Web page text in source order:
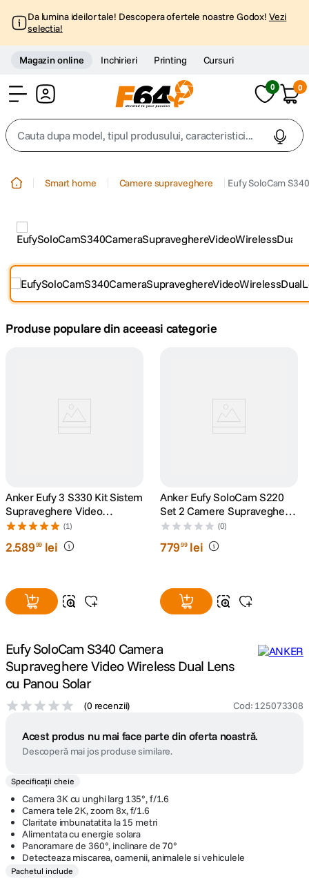
Da lumina ideilor tale! Descopera ofertele noastre Godox! Vezi
selectia!
Magazin online Inchirieri Printing Cursuri
0 0
Cauta dupa model, tipul produsului, caracteristici...
2. trepied
4. peak design
canon sx740 hs
sony fx
card memorie
dji osmo
Smart home Camere supraveghere Eufy SoloCam
Produse populare din aceeasi categorie
Anker Eufy 3 S330 Kit Sistem
Supraveghere Video
Homebase 3 + 3 Camere 4k
(1)
2.58999 lei
Anker Eufy SoloCam S220
Set 2 Camere Supraveghere
Video
(0)
77999 lei
Eufy SoloCam S340 Camera
Supraveghere Video Wireless Dual Lens
cu Panou Solar
(0 recenzii) Cod: 125073308
Acest produs nu mai face parte din oferta noastră.
Descoperă mai jos produse similare.
Specificații cheie
Camera 3K cu unghi larg 135°, f/1.6
Camera tele 2K, zoom 8x, f/1.6
Claritate imbunatatita la 15 metri
Alimentata cu energie solara
Panoramare de 360°, inclinare de 70°
Detecteaza miscarea, oamenii, animalele si vehiculele
Pachetul include